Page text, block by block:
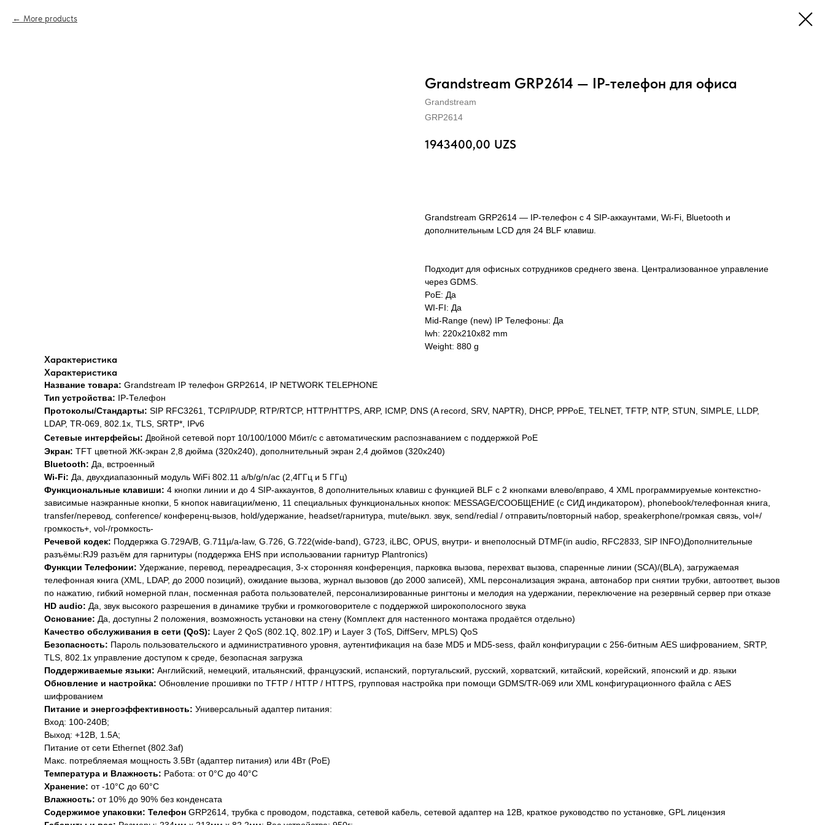
More products
Grandstream GRP2614 — IP-телефон для офиса
Grandstream
GRP2614
1943400,00 UZS
Grandstream GRP2614 — IP-телефон с 4 SIP-аккаунтами, Wi-Fi, Bluetooth и
дополнительным LCD для 24 BLF клавиш.
Подходит для офисных сотрудников среднего звена. Централизованное управление
через GDMS.
PoE: Да
WI-FI: Да
Mid-Range (new) IP Телефоны: Да
lwh: 220x210x82 mm
Weight: 880 g
Характеристика
Характеристика
Название товара: Grandstream IP телефон GRP2614, IP NETWORK TELEPHONE
Тип устройства: IP-Телефон
Протоколы/Стандарты: SIP RFC3261, TCP/IP/UDP, RTP/RTCP, HTTP/HTTPS, ARP, ICMP, DNS (A record, SRV, NAPTR), DHCP, PPPoE, TELNET, TFTP, NTP, STUN, SIMPLE, LLDP,
LDAP, TR-069, 802.1x, TLS, SRTP*, IPv6
Сетевые интерфейсы: Двойной сетевой порт 10/100/1000 Мбит/с с автоматическим распознаванием с поддержкой PoE
Экран: TFT цветной ЖК-экран 2,8 дюйма (320x240), дополнительный экран 2,4 дюймов (320x240)
Bluetooth: Да, встроенный
Wi-Fi: Да, двухдиапазонный модуль WiFi 802.11 a/b/g/n/ac (2,4ГГц и 5 ГГц)
Функциональные клавиши: 4 кнопки линии и до 4 SIP-аккаунтов, 8 дополнительных клавиш с функцией BLF с 2 кнопками влево/вправо, 4 XML программируемые контекстно-
зависимые наэкранные кнопки, 5 кнопок навигации/меню, 11 специальных функциональных кнопок: MESSAGE/СООБЩЕНИЕ (с СИД индикатором), phonebook/телефонная книга,
transfer/перевод, conference/ конференц-вызов, hold/удержание, headset/гарнитура, mute/выкл. звук, send/redial / отправить/повторный набор, speakerphone/громкая связь, vol+/
громкость+, vol-/громкость-
Речевой кодек: Поддержка G.729A/B, G.711µ/a-law, G.726, G.722(wide-band), G723, iLBC, OPUS, внутри- и внеполосный DTMF(in audio, RFC2833, SIP INFO)Дополнительные
разъёмы:RJ9 разъём для гарнитуры (поддержка EHS при использовании гарнитур Plantronics)
Функции Телефонии: Удержание, перевод, переадресация, 3-х сторонняя конференция, парковка вызова, перехват вызова, спаренные линии (SCA)/(BLA), загружаемая
телефонная книга (XML, LDAP, до 2000 позиций), ожидание вызова, журнал вызовов (до 2000 записей), XML персонализация экрана, автонабор при снятии трубки, автоответ, вызов
по нажатию, гибкий номерной план, посменная работа пользователей, персонализированные рингтоны и мелодия на удержании, переключение на резервный сервер при отказе
HD audio: Да, звук высокого разрешения в динамике трубки и громкоговорителе с поддержкой широкополосного звука
Основание: Да, доступны 2 положения, возможность установки на стену (Комплект для настенного монтажа продаётся отдельно)
Качество обслуживания в сети (QoS): Layer 2 QoS (802.1Q, 802.1P) и Layer 3 (ToS, DiffServ, MPLS) QoS
Безопасность: Пароль пользовательского и административного уровня, аутентификация на базе MD5 и MD5-sess, файл конфигурации с 256-битным AES шифрованием, SRTP,
TLS, 802.1x управление доступом к среде, безопасная загрузка
Поддерживаемые языки: Английский, немецкий, итальянский, французский, испанский, португальский, русский, хорватский, китайский, корейский, японский и др. языки
Обновление и настройка: Обновление прошивки по TFTP / HTTP / HTTPS, групповая настройка при помощи GDMS/TR-069 или XML конфигурационного файла с AES
шифрованием
Питание и энергоэффективность: Универсальный адаптер питания:
Вход: 100-240В;
Выход: +12В, 1.5A;
Питание от сети Ethernet (802.3af)
Макс. потребляемая мощность 3.5Вт (адаптер питания) или 4Вт (PoE)
Температура и Влажность: Работа: от 0°C до 40°C
Хранение: от -10°C до 60°C
Влажность: от 10% до 90% без конденсата
Содержимое упаковки: Телефон GRP2614, трубка с проводом, подставка, сетевой кабель, сетевой адаптер на 12В, краткое руководство по установке, GPL лицензия